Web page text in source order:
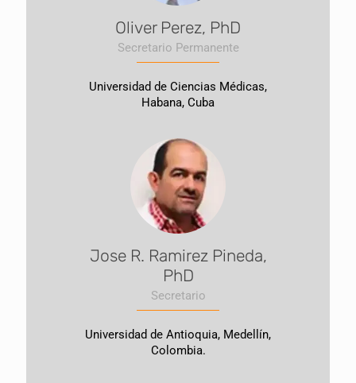
Oliver Perez, PhD
Secretario Permanente
Universidad de Ciencias Médicas,
Habana, Cuba
Jose R. Ramirez Pineda,
PhD
Secretario
Universidad de Antioquia, Medellín,
Colombia.